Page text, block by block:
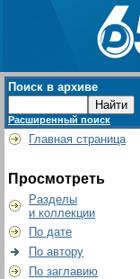
Поиск в архиве
Расширенный поиск
Главная страница
Просмотреть
Разделы
и коллекции
По дате
По автору
По заглавию